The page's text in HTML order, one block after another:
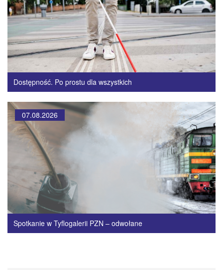
Dostępność. Po prostu dla wszystkich
07.08.2026
Spotkanie w Tyflogalerii PZN – odwołane